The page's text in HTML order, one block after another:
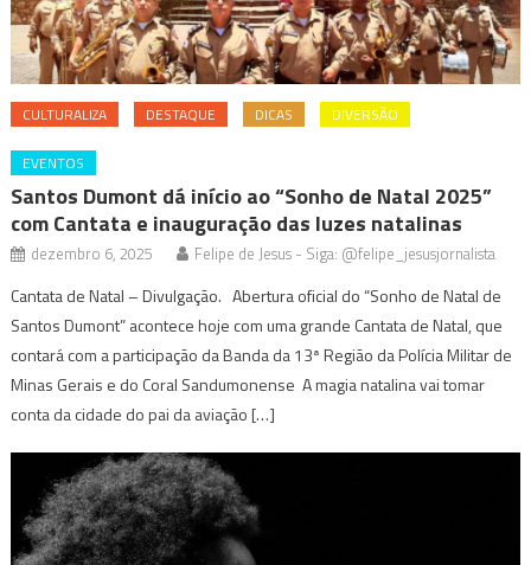
CULTURALIZA DESTAQUE DICAS DIVERSÃO
EVENTOS
Santos Dumont dá início ao “Sonho de Natal 2025”
com Cantata e inauguração das luzes natalinas
dezembro 6, 2025 Felipe de Jesus - Siga: @felipe_jesusjornalista
Cantata de Natal – Divulgação. Abertura oficial do “Sonho de Natal de
Santos Dumont” acontece hoje com uma grande Cantata de Natal, que
contará com a participação da Banda da 13ª Região da Polícia Militar de
Minas Gerais e do Coral Sandumonense A magia natalina vai tomar
conta da cidade do pai da aviação […]